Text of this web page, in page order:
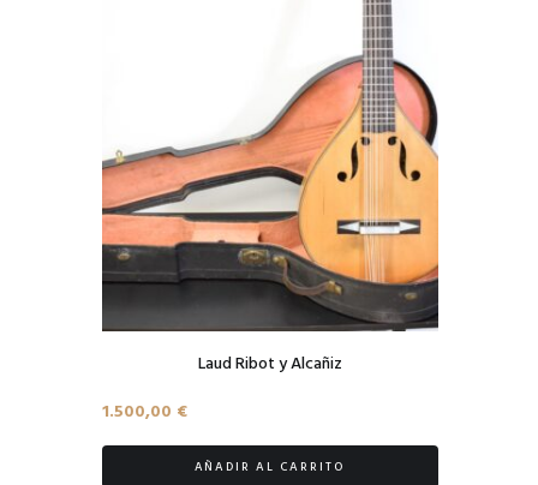
Laud Ribot y Alcañiz
1.500,00 €
AÑADIR AL CARRITO